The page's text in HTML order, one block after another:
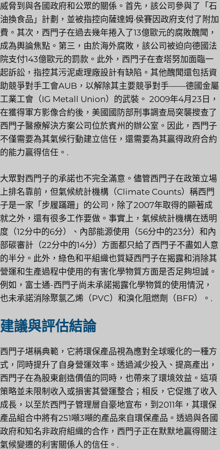
威脅到與各國政府和公眾的關係。首先，該公司參與了「石
油換食品」計劃，並被指控向薩達姆·侯賽因政府支付了附加
費。其次，西門子在過去幾年捲入了13億歐元的腐敗醜聞，
成為輿論焦點。第三，由於海外腐敗，該公司被迫向德國法
院支付143億歐元的罰款。此外，西門子在查塔努加面臨一
起訴訟，指控其污泥處理廠設計有缺陷。其他醜聞還包括資
助競爭對手工會AUB，以解除其主要競爭對手——德國金屬
工業工會（IG Metall Union）的武裝。 2009年4月23日，
在獲得軍方影像合約後，美國國防部刑事調查局突襲搜查了
西門子醫療解決方案公司位於賓州的辦公室。因此，西門子
不僅需要為其氣候行動建立信任，還需要為其贏得政府合約
的能力贏得信任。.
大眾對西門子的承諾也不完全滿意。儘管西門子在政策立場
上排名靠前，但氣候統計機構（Climate Counts）稱西門
子是一家「步履蹣跚」的公司，除了2007年取得的顯著成
就之外，還有很多工作要做。事實上，氣候統計機構在透明
度（12分中的6分）、內部能源使用（56分中的23分）和內
部碳審計（22分中的14分）方面都只給了西門子不盡如人意
的半分。此外，綠色和平組織也質疑西門子在揭露和消除其
營運和生產過程中使用的有害化學物質方面是否足夠坦誠。
例如，富士通-西門子尚未承諾揭露化學物質的使用情況，
也未承諾消除聚氯乙烯（PVC）和溴化阻燃劑（BFR）。.
建議與評估結論
西門子堪稱典範，它將環保產品視為應對全球暖化的一種方
式，同時提升了自身營運效率。透過減少投入、提高產出，
西門子在為股東創造價值的同時，也帶來了環境效益。這項
策略並未限制收入或損害其營運整合；相反，它促進了收入
成長，以至於西門子管理層自豪地宣布，到2011年，其環保
產品組合中將有251噸3噸的產品來自環保產品。透過與各國
政府和知名非政府組織的合作，西門子正在默默地贏得關注
氣候變遷的利害關係人的信任。.